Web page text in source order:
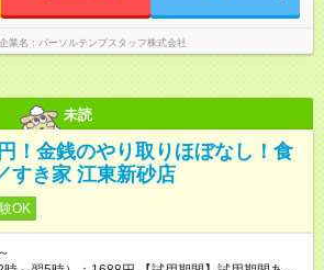
業名 パーソルテンプスタッフ株式会社
未読
！金銭のやり取りほぼなし！食
すき家 江東新砂店
OK